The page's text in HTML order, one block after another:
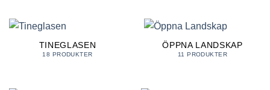
TINEGLASEN
18 PRODUKTER
ÖPPNA LANDSKAP
11 PRODUKTER